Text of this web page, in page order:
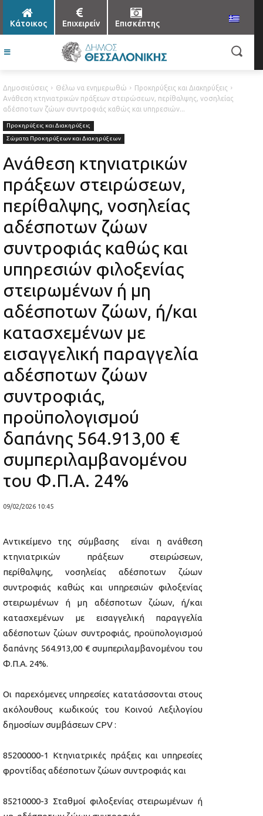
Κάτοικος Επιχειρείν Επισκέπτης
Δημοσιεύσεις Θέλω να ενημερωθώ
Προκηρύξεις και Διακηρύξεις
Ανάθεση κτηνιατρικών πράξεων στειρώσεων, περίθαλψης, νοσηλείας
αδέσποτων ζώων συντροφιάς καθώς και υπηρεσιών...
Προκηρύξεις και Διακηρύξεις
Σώματα Προκηρύξεων και Διακηρύξεων
Ανάθεση κτηνιατρικών
πράξεων στειρώσεων,
περίθαλψης, νοσηλείας
αδέσποτων ζώων
συντροφιάς καθώς και
υπηρεσιών φιλοξενίας
στειρωμένων ή μη
αδέσποτων ζώων, ή/και
κατασχεμένων με
εισαγγελική παραγγελία
αδέσποτων ζώων
συντροφιάς,
προϋπολογισμού
δαπάνης 564.913,00 €
συμπεριλαμβανομένου
του Φ.Π.Α. 24%
09/02/2026 10:45
Αντικείμενο της σύμβασης είναι η ανάθεση
κτηνιατρικών πράξεων στειρώσεων,
περίθαλψης, νοσηλείας αδέσποτων ζώων
συντροφιάς καθώς και υπηρεσιών φιλοξενίας
στειρωμένων ή μη αδέσποτων ζώων, ή/και
κατασχεμένων με εισαγγελική παραγγελία
αδέσποτων ζώων συντροφιάς, προϋπολογισμού
δαπάνης 564.913,00 € συμπεριλαμβανομένου του
Φ.Π.Α. 24%.
Οι παρεχόμενες υπηρεσίες κατατάσσονται στους
ακόλουθους κωδικούς του Κοινού Λεξιλογίου
δημοσίων συμβάσεων CPV :
85200000-1 Κτηνιατρικές πράξεις και υπηρεσίες
φροντίδας αδέσποτων ζώων συντροφιάς και
85210000-3 Σταθμοί φιλοξενίας στειρωμένων ή